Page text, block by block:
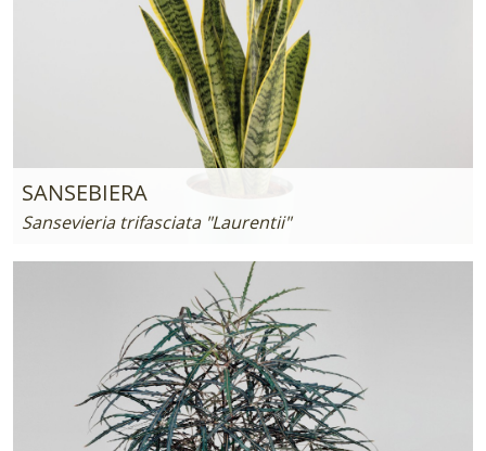
SANSEBIERA
Sansevieria trifasciata "Laurentii"